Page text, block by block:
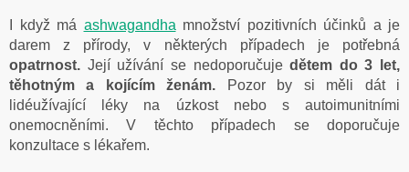
I když má ashwagandha množství pozitivních účinků a je
darem z přírody, v některých případech je potřebná
opatrnost. Její užívání se nedoporučujedětem do 3 let,
těhotným a kojícím ženám. Pozor by si měli dát i
lidéužívající léky na úzkost nebo s autoimunitními
onemocněními. V těchto případech se doporučuje
konzultace s lékařem.